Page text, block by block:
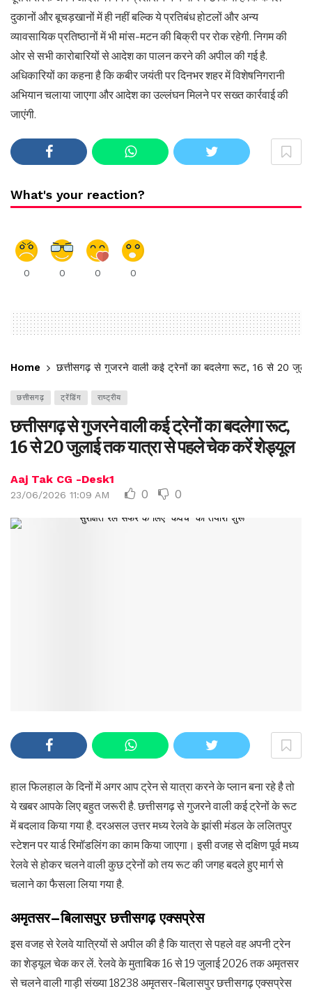
दुकानों और बूचड़खानों में ही नहीं बल्कि ये प्रतिबंध होटलों और अन्य
व्यावसायिक प्रतिष्ठानों में भी मांस-मटन की बिक्री पर रोक रहेगी. निगम की
ओर से सभी कारोबारियों से आदेश का पालन करने की अपील की गई है.
अधिकारियों का कहना है कि कबीर जयंती पर दिनभर शहर में विशेषनिगरानी
अभियान चलाया जाएगा और आदेश का उल्लंघन मिलने पर सख्त कार्रवाई की
जाएंगी.
What's your reaction?
0 0 0 0
Home छत्तीसगढ़ से गुजरने वाली कई ट्रेनों का बदलेगा रूट, 16 से 20
छत्तीसगढ़ ट्रेंडिंग राष्ट्रीय
छत्तीसगढ़ से गुजरने वाली कई ट्रेनों का बदलेगा रूट,
16 से 20 जुलाई तक यात्रा से पहले चेक करें शेड्यूल
Aaj Tak CG -Desk1
23/06/2026 11:09 AM 0 0
हाल फिलहाल के दिनों में अगर आप ट्रेन से यात्रा करने के प्लान बना रहे है तो
ये खबर आपके लिए बहुत जरूरी है. छत्तीसगढ़ से गुजरने वाली कई ट्रेनों के रूट
में बदलाव किया गया है. दरअसल उत्तर मध्य रेलवे के झांसी मंडल के ललितपुर
स्टेशन पर यार्ड रिमॉडलिंग का काम किया जाएगा। इसी वजह से दक्षिण पूर्व मध्य
रेलवे से होकर चलने वाली कुछ ट्रेनों को तय रूट की जगह बदले हुए मार्ग से
चलाने का फैसला लिया गया है.
अमृतसर–बिलासपुर छत्तीसगढ़ एक्सप्रेस
इस वजह से रेलवे यात्रियों से अपील की है कि यात्रा से पहले वह अपनी ट्रेन
का शेड्यूल चेक कर लें. रेलवे के मुताबिक 16 से 19 जुलाई 2026 तक अमृतसर
से चलने वाली गाड़ी संख्या 18238 अमृतसर-बिलासपुर छत्तीसगढ़ एक्सप्रेस